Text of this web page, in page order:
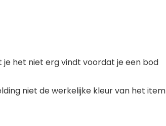
het niet erg vindt voordat je een bod
niet de werkelijke kleur van het item